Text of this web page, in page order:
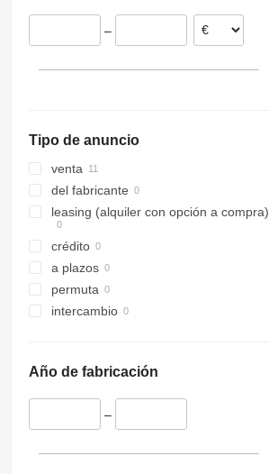
–
Tipo de anuncio
venta
del fabricante
leasing (alquiler con opción a compra)
crédito
a plazos
permuta
intercambio
Año de fabricación
–